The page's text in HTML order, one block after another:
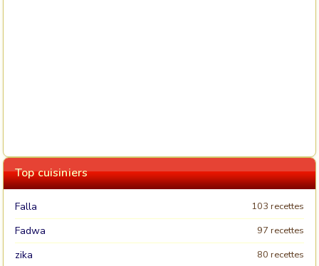
Top cuisiniers
Falla 103 recettes
Fadwa 97 recettes
zika 80 recettes